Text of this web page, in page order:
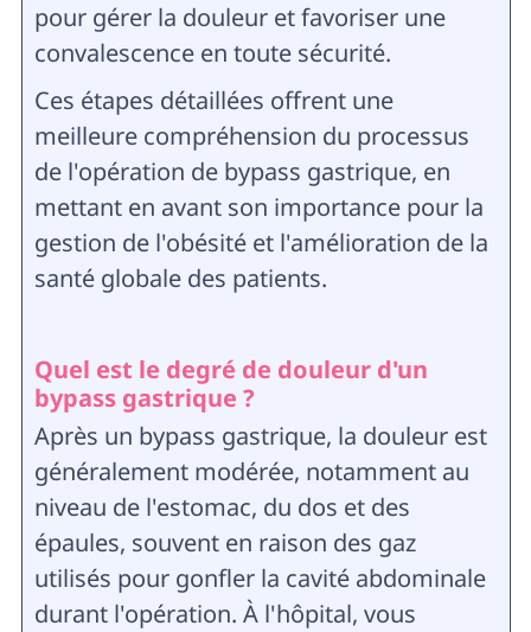
pour gérer la douleur et favoriser une
convalescence en toute sécurité.
Ces étapes détaillées offrent une
meilleure compréhension du processus
de l'opération de bypass gastrique, en
mettant en avant son importance pour la
gestion de l'obésité et l'amélioration de la
santé globale des patients.
Quel est le degré de douleur d'un
bypass gastrique ?
Après un bypass gastrique, la douleur est
généralement modérée, notamment au
niveau de l'estomac, du dos et des
épaules, souvent en raison des gaz
utilisés pour gonfler la cavité abdominale
durant l'opération. À l'hôpital, vous